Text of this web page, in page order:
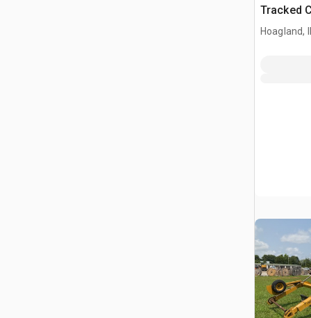
Tracked
Hoagland,